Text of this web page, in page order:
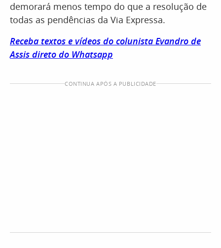
demorará menos tempo do que a resolução de
todas as pendências da Via Expressa.
Receba textos e vídeos do colunista Evandro de
Assis direto do Whatsapp
CONTINUA APÓS A PUBLICIDADE